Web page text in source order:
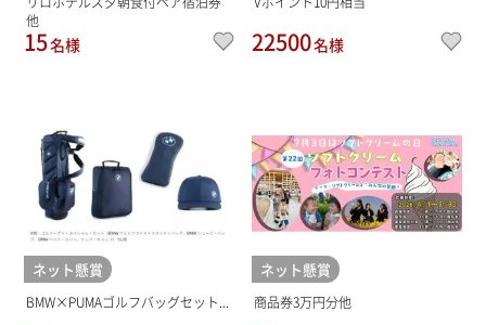
他
15名様 22500名様
ネット懸賞
BMW×PUMAゴルフバッグセット...
ネット懸賞
商品券3万円分他